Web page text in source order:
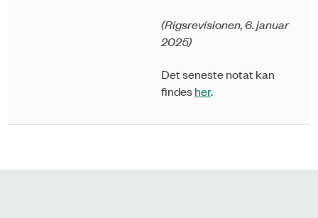
(Rigsrevisionen, 6. januar
2025)
Det seneste notat kan
findesher.